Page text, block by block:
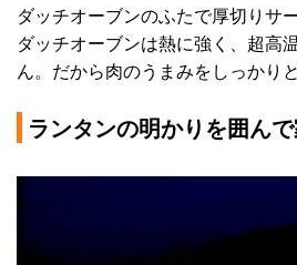
ダッチオーブンのふたで厚切りサ
ダッチオーブンは熱に強く、超高
ん。だから肉のうまみをしっかり
ランタンの明かりを囲ん